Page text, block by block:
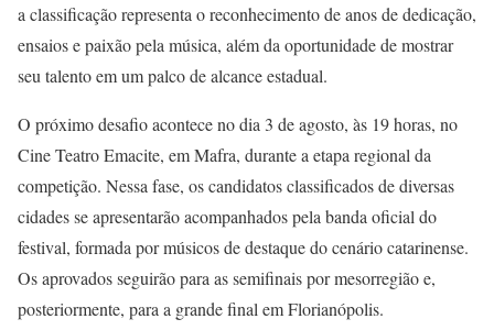
a classificação representa o reconhecimento de anos de dedicação,
ensaios e paixão pela música, além da oportunidade de mostrar
seu talento em um palco de alcance estadual.
O próximo desafio acontece no dia 3 de agosto, às 19 horas, no
Cine Teatro Emacite, em Mafra, durante a etapa regional da
competição. Nessa fase, os candidatos classificados de diversas
cidades se apresentarão acompanhados pela banda oficial do
festival, formada por músicos de destaque do cenário catarinense.
Os aprovados seguirão para as semifinais por mesorregião e,
posteriormente, para a grande final em Florianópolis.